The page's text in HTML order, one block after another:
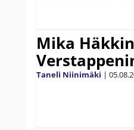
Mika
Taneli Niinimäki |